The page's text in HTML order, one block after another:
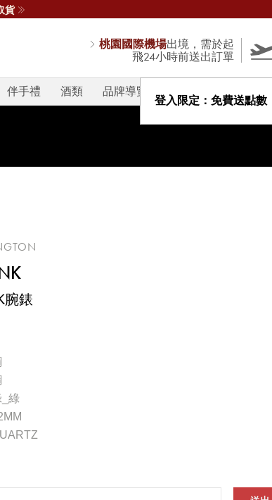
貨
桃園國際機場出境，需於起
飛24小時前送出訂單
登入限定：免費送點數
伴手禮 酒類 品牌導覽 V-STORY
腕錶
綠